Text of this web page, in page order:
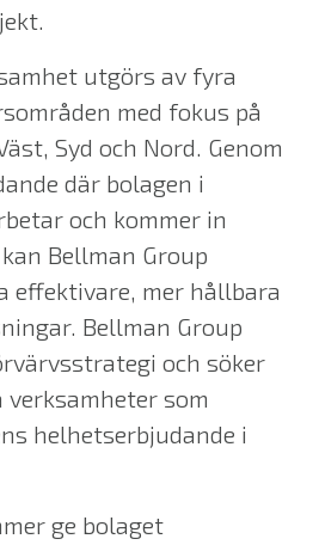
utgörs av fyra
med fokus på
Syd och Nord. Genom
där bolagen i
och kommer in
Bellman Group
effektivare, mer hållbara
Bellman Group
och söker
som
helhetserbjudande i
ge bolaget